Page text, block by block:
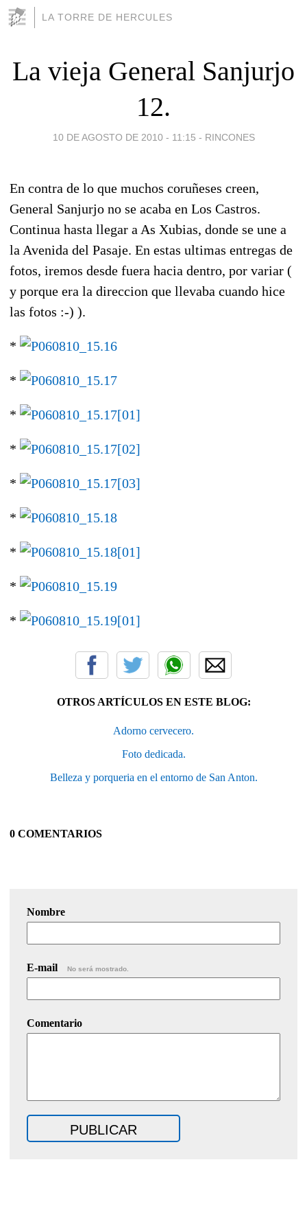
LA TORRE DE HERCULES
La vieja General Sanjurjo
12.
10 DE AGOSTO DE 2010 - 11:15 - RINCONES
En contra de lo que muchos coruñeses creen,
General Sanjurjo no se acaba en Los Castros.
Continua hasta llegar a As Xubias, donde se une a
la Avenida del Pasaje. En estas ultimas entregas de
fotos, iremos desde fuera hacia dentro, por variar (
y porque era la direccion que llevaba cuando hice
las fotos :-) ).
*
*
*
*
*
*
*
*
*
OTROS ARTÍCULOS EN ESTE BLOG:
Adorno cervecero.
Foto dedicada.
Belleza y porqueria en el entorno de San Anton.
0 COMENTARIOS
Nombre
E-mail No será mostrado.
Comentario